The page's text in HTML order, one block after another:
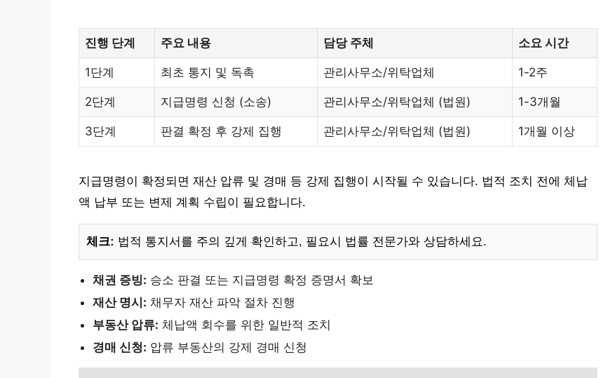
진행 단계 주요 내용 담당 주체 소요 시간
1단계 최초 통지 및 독촉 관리사무소/위탁업체 1-2주
2단계 지급명령 신청 (소송) 관리사무소/위탁업체 (법원) 1-3개월
3단계 판결 확정 후 강제 집행 관리사무소/위탁업체 (법원) 1개월 이상
지급명령이 확정되면 재산 압류 및 경매 등 강제 집행이 시작될 수 있습니다. 법적 조치 전에 체납
액 납부 또는 변제 계획 수립이 필요합니다.
체크: 법적 통지서를 주의 깊게 확인하고, 필요시 법률 전문가와 상담하세요.
채권 증빙: 승소 판결 또는 지급명령 확정 증명서 확보
재산 명시: 채무자 재산 파악 절차 진행
부동산 압류: 체납액 회수를 위한 일반적 조치
경매 신청: 압류 부동산의 강제 경매 신청